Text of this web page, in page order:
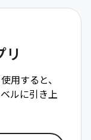
リ
用すると、
ルに引き上